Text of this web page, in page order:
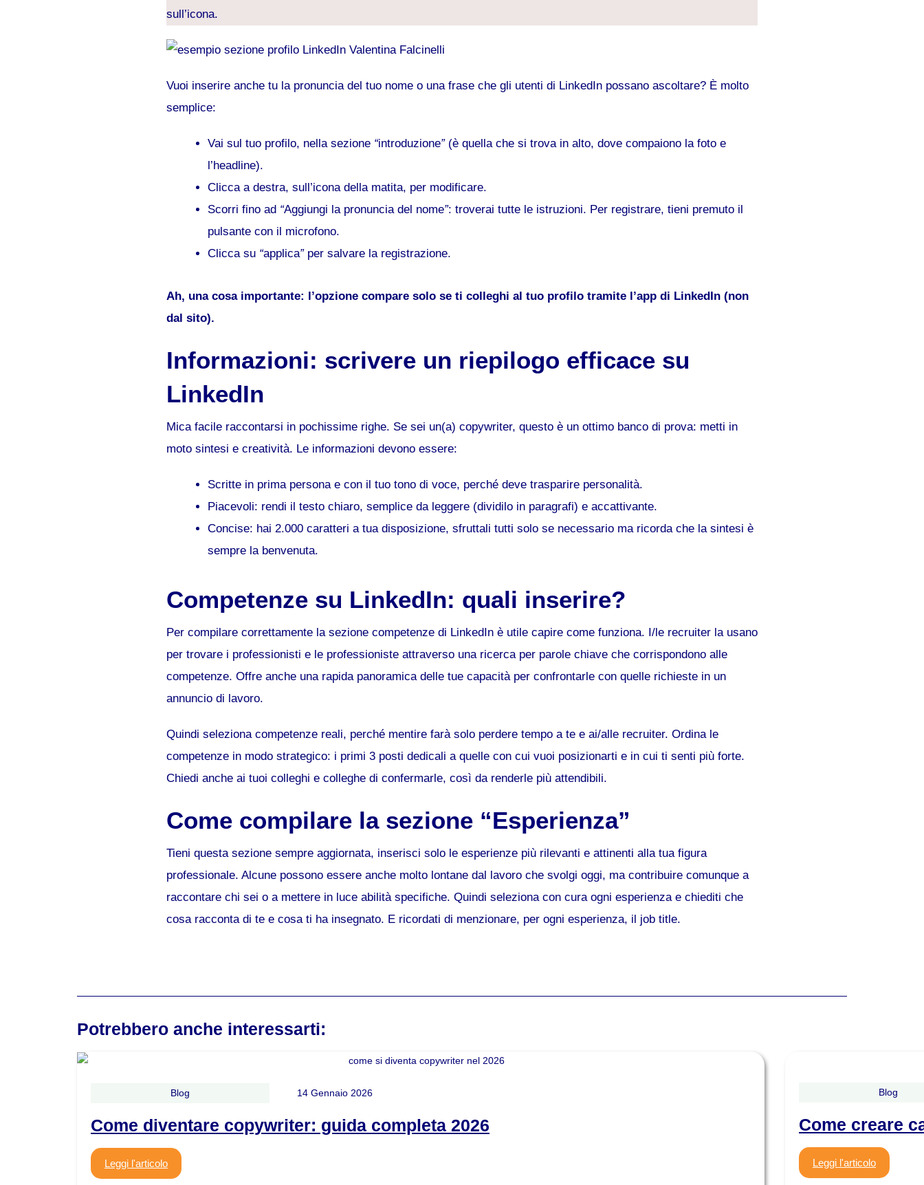
sull’icona.
Vuoi inserire anche tu la pronuncia del tuo nome o una frase che gli utenti di LinkedIn possano ascoltare? È molto
semplice:
Vai sul tuo profilo, nella sezione “introduzione”(è quella che si trova in alto, dove compaiono la foto e
l’headline).
Clicca a destra, sull’icona della matita, per modificare.
Scorri fino ad “Aggiungi la pronuncia del nome”: troverai tutte le istruzioni. Per registrare, tieni premuto il
pulsante con il microfono.
Clicca su “applica”per salvare la registrazione.
Ah, una cosa importante: l’opzione compare solo se ti colleghi al tuo profilo tramite l’app di LinkedIn (non
dal sito).
Informazioni: scrivere un riepilogo efficace su
LinkedIn
Mica facile raccontarsi in pochissime righe. Se sei un(a) copywriter, questo è un ottimo banco di prova: metti in
moto sintesi e creatività. Le informazioni devono essere:
Scritte in prima persona e con il tuo tono di voce, perché deve trasparire personalità.
Piacevoli: rendi il testo chiaro, semplice da leggere (dividilo in paragrafi) e accattivante.
Concise: hai 2.000 caratteri a tua disposizione, sfruttali tutti solo se necessario ma ricorda che la sintesi è
sempre la benvenuta.
Competenze su LinkedIn: quali inserire?
Per compilare correttamente la sezione competenze di LinkedIn è utile capire come funziona. I/le recruiter la usano
per trovare i professionisti e le professioniste attraverso una ricerca per parole chiave che corrispondono alle
competenze. Offre anche una rapida panoramica delle tue capacità per confrontarle con quelle richieste in un
annuncio di lavoro.
Quindi seleziona competenze reali, perché mentire farà solo perdere tempo a te e ai/alle recruiter. Ordina le
competenze in modo strategico: i primi 3 posti dedicali a quelle con cui vuoi posizionarti e in cui ti senti più forte.
Chiedi anche ai tuoi colleghi e colleghe di confermarle, così da renderle più attendibili.
Come compilare la sezione “Esperienza”
Tieni questa sezione sempre aggiornata, inserisci solo le esperienze più rilevanti e attinenti alla tua figura
professionale. Alcune possono essere anche molto lontane dal lavoro che svolgi oggi, ma contribuire comunque a
raccontare chi sei o a mettere in luce abilità specifiche. Quindi seleziona con cura ogni esperienza e chiediti che
cosa racconta di te e cosa ti ha insegnato. E ricordati di menzionare, per ogni esperienza, il job title.
Potrebbero anche interessarti:
Blog 14 Gennaio 2026
Come diventare copywriter: guida completa 2026
Leggi l'articolo
Blog
Come creare
Leggi l'articolo